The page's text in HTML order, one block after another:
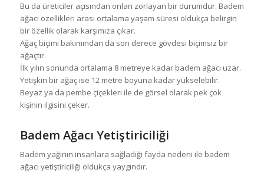
Bu da üreticiler açısından onları zorlayan bir durumdur. Badem
ağacı özellikleri arası ortalama yaşam süresi oldukça belirgin
bir özellik olarak karşımıza çıkar.
Ağaç biçimi bakımından da son derece gövdesi biçimsiz bir
ağaçtır.
İlk yılın sonunda ortalama 8 metreye kadar badem ağacı uzar.
Yetişkin bir ağaç ise 12 metre boyuna kadar yükselebilir.
Beyaz ya da pembe çiçekleri ile de görsel olarak pek çok
kişinin ilgisini çeker.
Badem Ağacı Yetiştiriciliği
Badem yağının insanlara sağladığı fayda nedeni ile badem
ağacı yetiştiriciliği oldukça yaygındır.